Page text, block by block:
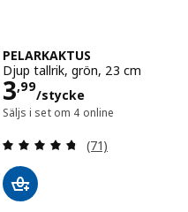
5 stjärnor. Totalt antal
PELARKAKTUS
Djup tallrik, grön, 23 cm
3,99
/stycke
Pris 3,99/
Säljs i set om 4 online
Recension:
(71)